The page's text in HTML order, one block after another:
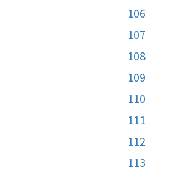
106
107
108
109
110
111
112
113